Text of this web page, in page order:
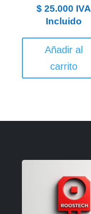
$25.000 IVA
Incluido
Añadir al
carrito